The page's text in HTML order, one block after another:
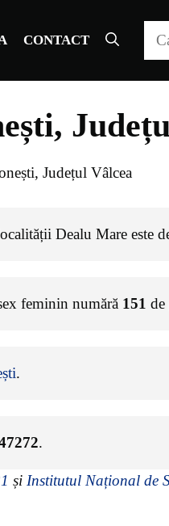
CONTACT
Județul Vâlcea
Dealu Mare este
feminin numără 151 de
.
.
și Institutul Național de